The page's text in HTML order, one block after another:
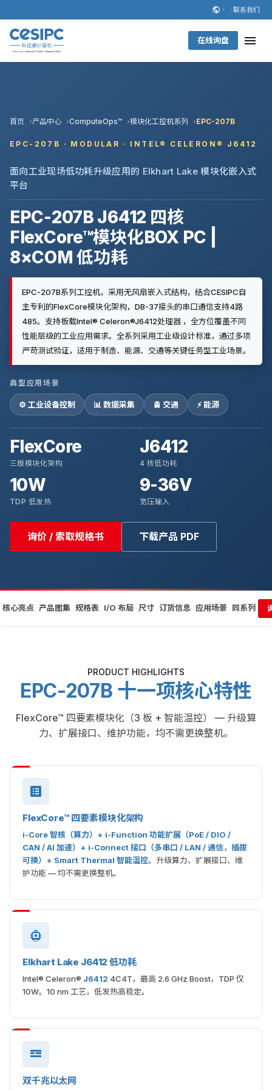
联系我们
在线询盘
首页 产品中心 ComputeOps™ 模块化工控机系列 EPC-207B
EPC-207B · MODULAR · INTEL® CELERON® J6412
面向工业现场低功耗升级应用的 Elkhart Lake 模块化嵌入式
平台
EPC-207B J6412 四核
FlexCore™模块化BOX PC |
8×COM 低功耗
EPC-207B系列工控机，采用无风扇嵌入式结构，结合CESIPC自
主专利的FlexCore模块化架构，DB-37接头的串口通信支持4路
485。支持板载Intel® Celeron®J6412处理器 ，全方位覆盖不同
性能层级的工业应用需求。全系列采用工业级设计标准，通过多项
严苛测试验证，适用于制造、能源、交通等关键任务型工业场景。
典型应用场景
⚙️ 工业设备控制 📊 数据采集 🚊 交通 ⚡ 能源
FlexCore
三板模块化架构
J6412
4 核低功耗
10W
TDP 低发热
9-36V
宽压输入
询价 / 索取规格书 下载产品 PDF
核心亮点 产品图集 规格表 I/O 布局 尺寸 订货信息 应用场景 同系列
PRODUCT HIGHLIGHTS
EPC-207B 十一项核心特性
FlexCore™ 四要素模块化（3 板 + 智能温控） — 升级算
力、扩展接口、维护功能，均不需更换整机。
FlexCore™ 四要素模块化架构
i-Core 智核（算力）+ i-Function 功能扩展（PoE / DIO /
CAN / AI 加速）+ i-Connect 接口（多串口 / LAN / 通信，插拔
可换）+ Smart Thermal 智能温控。升级算力、扩展接口、维
护功能 — 均不需更换整机。
Elkhart Lake J6412 低功耗
Intel® Celeron® J6412 4C4T，最高 2.6 GHz Boost，TDP 仅
10W。10 nm 工艺，低发热高稳定。
双千兆以太网